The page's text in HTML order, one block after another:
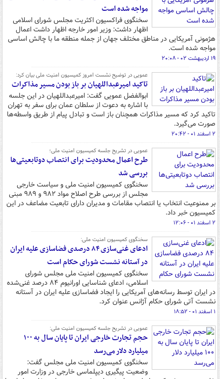
مواجه شده است
سخنگوی فراکسیون اکثریت مجلس شورای اسلامی
اظهار داشت: وزیر امور خارجه اظهار داشت اعمال
هژمونی آمریکایی در مناطق مختلف جهان از جمله منطقه ما با چالش اساسی
مواجه شده است.
۱۹ اردیبهشت ۰۲ - ۲۰:۰۸
عمویی در توضیح نشست امروز کمیسیون امنیت ملی بیان کرد:
تاکید امیرعبداللهیان بر باز بودن مسیر مذاکرات
ابوالفضل عمویی گفت: امیرعبداللهیان در این جلسه
با اشاره به دعوت از سلطان عمان برای سفر به تهران
تاکید کرد که مسیر مذاکرات همچنان باز است و تبادل پیام از طریق واسطه‌ها
صورت می‌گیرد.
۲ اسفند ۰۱ - ۲۰:۴۲
عمویی در تشریح جلسه کمیسیون امنیت ملی؛
طرح اعمال محدودیت برای انتصاب دوتابعیتی‌ها
بررسی شد
سخنگوی کمیسیون امنیت ملی و سیاست خارجی
مجلس از بررسی طرح اصلاح مواد ۹۸۲ و ۹۸۹ مبنی
بر ممنوعیت انتخاب یا انتصاب مقامات و مدیران دارای تابعیت مضاعف در این
کمیسیون خبر داد.
۲ اسفند ۰۱ - ۱۲:۰۶
سخنگوی کمیسیون امنیت ملی:
ادعای غنی‌سازی ۸۴ درصدی فضاسازی علیه ایران
در آستانه نشست شورای حکام است
سخنگوی کمیسیون امنیت ملی مجلس شورای
اسلامی، ادعای شناسایی اورانیوم ۸۴ درصد غنی‌شده
در ایران توسط رسانه‌های آمریکایی را ایجاد فضاسازی علیه ایران در آستانه
نشست آتی شورای حکام آژانس عنوان کرد.
۱ اسفند ۰۱ - ۱۸:۵۲
عمویی در تشریح جلسه کمیسیون امنیت ملی:
حجم تجارت خارجی ایران تا پایان سال به ۱۰۰
میلیارد دلار می‌رسد
سخنگوی کمیسیون امنیت ملی مجلس گفت:
وضعیت پیگیری دیپلماسی خارجی در وزارت امور